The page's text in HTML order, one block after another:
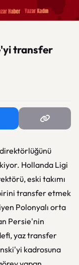
transfer
Hollanda Ligi
eski takımı
transfer etmek
Polonyalı orta
Persie'nin
yaz transfer
kadrosuna